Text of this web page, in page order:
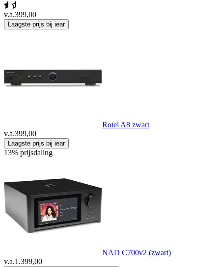
v.a.399,00
Laagste prijs bij iear
Rotel A8 zwart
v.a.399,00
Laagste prijs bij iear
13% prijsdaling
NAD C700v2 (zwart)
v.a.1.399,00